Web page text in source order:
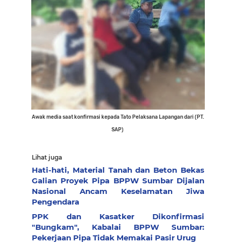
Awak media saat konfirmasi kepada Tato Pelaksana Lapangan dari (PT.
SAP)
Lihat juga
Hati-hati, Material Tanah dan Beton Bekas
Galian Proyek Pipa BPPW Sumbar Dijalan
Nasional Ancam Keselamatan Jiwa
Pengendara
PPK dan Kasatker Dikonfirmasi
"Bungkam", Kabalai BPPW Sumbar:
Pekerjaan Pipa Tidak Memakai Pasir Urug